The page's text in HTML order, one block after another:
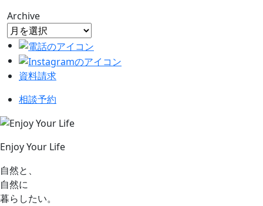
Archive
資料請求
相談予約
Enjoy Your Life
自然と、
自然に
暮らしたい。